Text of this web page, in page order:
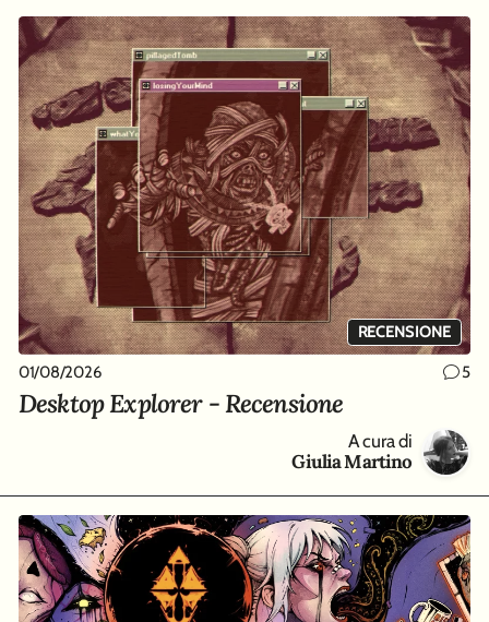
RECENSIONE
01/08/2026 5
Desktop Explorer - Recensione
A cura di
Giulia Martino